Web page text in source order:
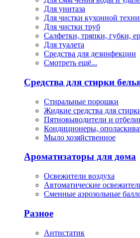
Для унитаза
Для чистки кухонной
Для чистки труб
Салфетки, тряпки, губки,
Для туалета
Средства для дезинфекции
Смотреть ещё...
Средства для стирки
Стиральные порошки
Жидкие средства для
Пятновыводители и
Кондиционеры,
Мыло хозяйственное
Ароматизаторы для дома
Освежители воздуха
Автоматические
Сменные аэрозольные
Разное
Антистатик